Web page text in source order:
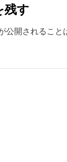
残す
公開されること